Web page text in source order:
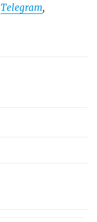
Telegram,